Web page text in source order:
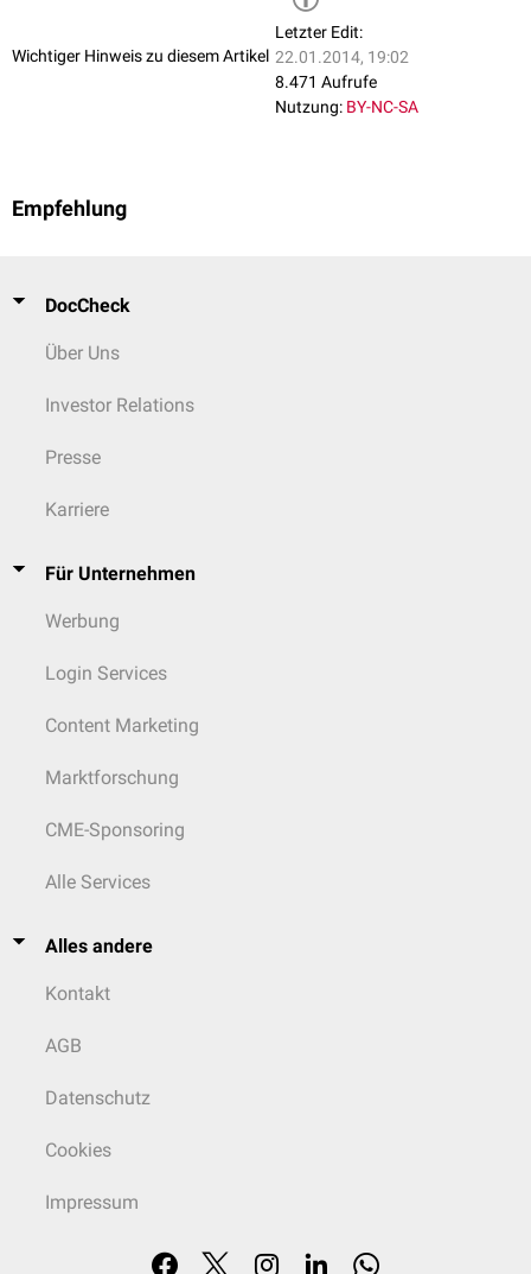
Wichtiger Hinweis zu diesem Artikel
Letzter Edit:
22.01.2014, 19:02
8.471 Aufrufe
Nutzung: BY-NC-SA
Empfehlung
DocCheck
Über Uns
Investor Relations
Presse
Karriere
Für Unternehmen
Werbung
Login Services
Content Marketing
Marktforschung
CME-Sponsoring
Alle Services
Alles andere
Kontakt
AGB
Datenschutz
Cookies
Impressum